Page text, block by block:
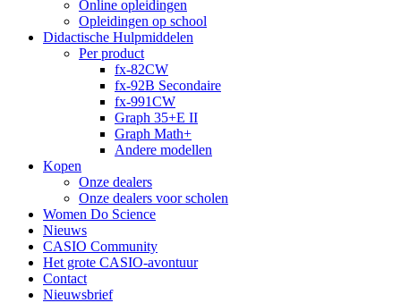
Online opleidingen
Opleidingen op school
Didactische Hulpmiddelen
Per product
fx-82CW
fx-92B Secondaire
fx-991CW
Graph 35+E II
Graph Math+
Andere modellen
Kopen
Onze dealers
Onze dealers voor scholen
Women Do Science
Nieuws
CASIO Community
Het grote CASIO-avontuur
Contact
Nieuwsbrief